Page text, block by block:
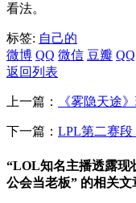
看法。
标签: 自己的
微博 QQ 微信 豆瓣
返回列表
上一篇： 《雾隐天途
下一篇： LPL第二赛
“LOL知名主播透露现
公会当老板” 的相关文